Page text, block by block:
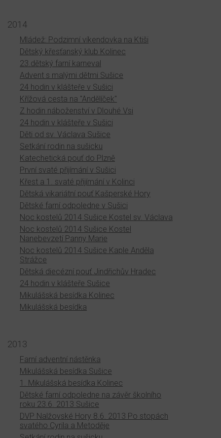
2014
Mládež: Podzimní víkendovka na Ktiši
Dětský křesťanský klub Kolinec
23.dětský farní karneval
Advent s malými dětmi Sušice
24 hodin v klášteře v Sušici
Křížová cesta na "Andělíček"
Z hodin náboženství v Dlouhé Vsi
24 hodin v klášteře v Sušici
Děti od sv. Václava Sušice
Setkání rodin na sušicku
Katechetická pouť do Plzně
První svaté přijímání v Sušici
Křest a 1. svaté přijímání v Kolinci
Dětská vikariátní pouť Kašperské Hory
Dětské farní odpoledne v Sušici
Noc kostelů 2014 Sušice Kostel sv. Václava
Noc kostelů 2014 Sušice Kostel
Nanebevzetí Panny Marie
Noc kostelů 2014 Sušice Kaple Anděla
Strážce
Dětská diecézní pouť Jindřichův Hradec
24 hodin v klášteře Sušice
Mikulášská besídka Kolinec
Mikulášská besídka
2013
Farní adventní nástěnka
Mikulášská besídka Sušice
1. Mikulášská besídka Kolinec
Dětské farní odpoledne na závěr školního
roku 23.6. 2013 Sušice
DVP Nalžovské Hory 8.6. 2013 Po stopách
svatého Cyrila a Metoděje